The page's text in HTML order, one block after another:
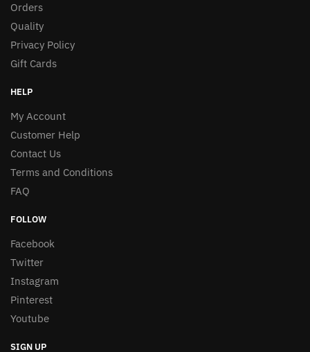
Orders
Quality
Privacy Policy
Gift Cards
HELP
My Account
Customer Help
Contact Us
Terms and Conditions
FAQ
FOLLOW
Facebook
Twitter
Instagram
Pinterest
Youtube
SIGN UP